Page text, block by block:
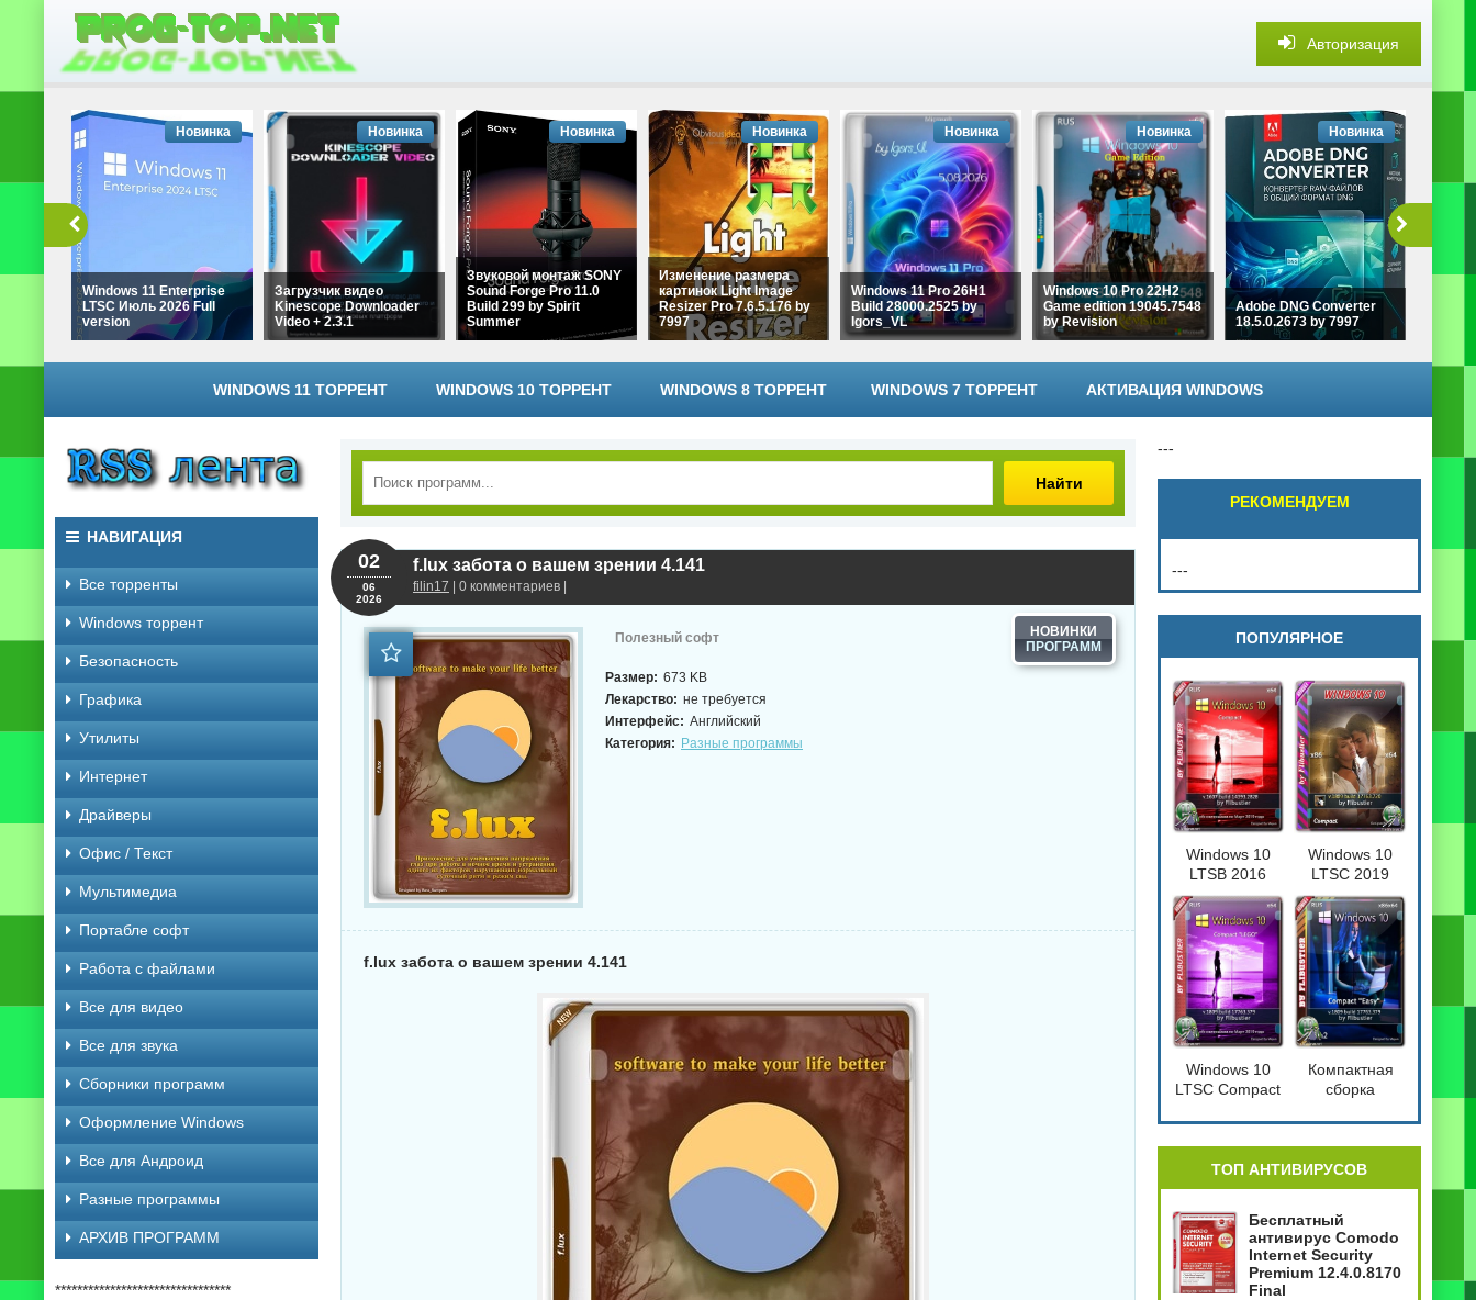
Авторизация
Windows 11 Enterprise
LTSC Июль 2026 Full
version
Новинка
Загрузчик видео
Kinescope Downloader
Video + 2.3.1
Новинка
Звуковой монтаж SONY
Sound Forge Pro 11.0
Build 299 by Spirit
Summer
Новинка
Изменение размера
картинок Light Image
Resizer Pro 7.6.5.176 by
7997
Новинка
Windows 11 Pro 26H1
Build 28000.2525 by
Igors_VL
Новинка
Windows 10 Pro 22H2
Game edition 19045.7548
by Revision
Новинка
Adobe DNG Converter
18.5.0.2673 by 7997
Новинка
WINDOWS 11 ТОРРЕНТ WINDOWS 10 ТОРРЕНТ WINDOWS 8 ТОРРЕНТ WINDOWS 7 ТОРРЕНТ АКТИВАЦИЯ WINDOWS
Найти
f.lux забота о вашем зрении 4.141
filin17 | 0 комментариев |
02
06
2026
Полезный софт НОВИНКИ
Размер: 673 KB
Лекарство: не требуется
Интерфейс: Английский
Категория: Разные программы
f.lux забота о вашем зрении 4.141
НАВИГАЦИЯ
Все торренты
Windows торрент
Безопасность
Графика
Утилиты
Интернет
Драйверы
Офис / Текст
Мультимедиа
Портабле софт
Работа с файлами
Все для видео
Все для звука
Сборники программ
Оформление Windows
Все для Андроид
Разные программы
АРХИВ ПРОГРАММ
********************************
---
РЕКОМЕНДУЕМ
---
ПОПУЛЯРНОЕ
Windows 10
LTSB 2016
Compact
Windows 10
LTSC 2019
Compact
[17763.720] 32-
64бит
Windows 10
LTSC Compact
Компактная
сборка
1809 Compact
4in2
[17763.379]
ТОП АНТИВИРУСОВ
Бесплатный
антивирус Comodo
Internet Security
Premium 12.4.0.8170
Final